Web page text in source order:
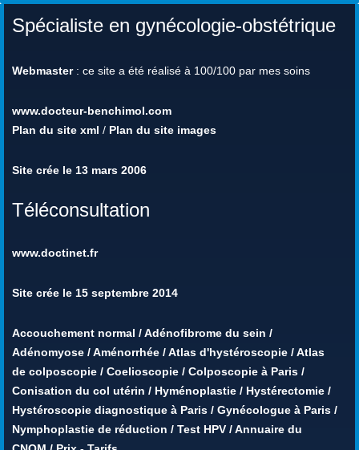
Spécialiste en gynécologie-obstétrique
Webmaster: ce site a été réalisé à 100/100 par mes soins
www.docteur-benchimol.com
Plan du site xml / Plan du site images
Site crée le 13 mars 2006
Téléconsultation
www.doctinet.fr
Site crée le 15 septembre 2014
Accouchement normal /Adénofibrome du sein /
Adénomyose /Aménorrhée /Atlas d'hystéroscopie /Atlas
de colposcopie / Coelioscopie / Colposcopie à Paris /
Conisation du col utérin / Hyménoplastie / Hystérectomie /
Hystéroscopie diagnostique à Paris / Gynécologue à Paris /
Nymphoplastie de réduction / Test HPV /Annuaire du